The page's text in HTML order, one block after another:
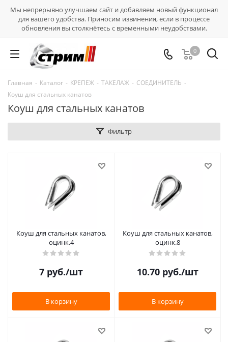
Мы непрерывно улучшаем сайт и добавляем новый функционал
для вашего удобства. Приносим извинения, если в процессе
обновления вы столкнётесь с временными неудобствами.
0
Главная - Каталог - КРЕПЕЖ - ТАКЕЛАЖ - СОЕДИНИТЕЛЬ -
Коуш для стальных канатов
Коуш для стальных канатов
Фильтр
Коуш для стальных канатов,
оцинк.4
7 руб./шт
В корзину
Коуш для стальных канатов,
оцинк.8
10.70руб./шт
В корзину